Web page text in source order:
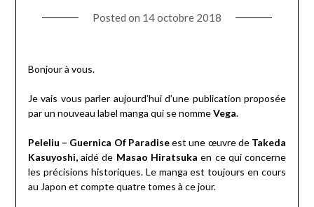
Posted on 14 octobre 2018
Bonjour à vous.
Je vais vous parler aujourd’hui d’une publication proposée
par un nouveau label manga qui se nommeVega.
Peleliu – Guernica Of Paradiseest une œuvre de Takeda
Kasuyoshi,aidé de Masao Hiratsukaen ce qui concerne
les précisions historiques. Le manga est toujours en cours
au Japon et compte quatre tomes à ce jour.